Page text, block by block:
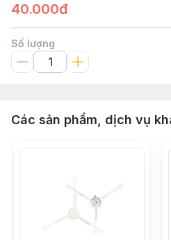
40.000đ
Số lượng
Các sản phẩm, dịch vụ